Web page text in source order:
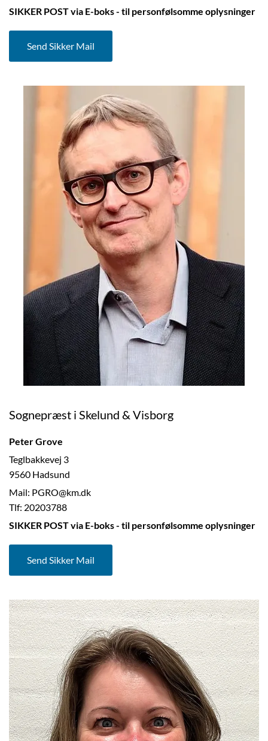
SIKKER POST via E-boks - til personfølsomme oplysninger
Send Sikker Mail
Sognepræst i Skelund & Visborg
Peter Grove
Teglbakkevej 3
9560 Hadsund
Mail: PGRO@km.dk
Tlf: 20203788
SIKKER POST via E-boks - til personfølsomme oplysninger
Send Sikker Mail